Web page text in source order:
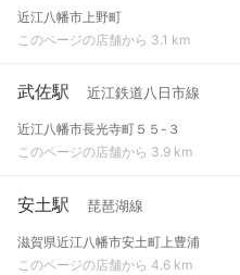
近江八幡市上野町
このページの店舗から 3.1 km
武佐駅 近江鉄道八日市線
近江八幡市長光寺町５５-３
このページの店舗から 3.9 km
安土駅 琵琶湖線
滋賀県近江八幡市安土町上豊浦
このページの店舗から 4.6 km